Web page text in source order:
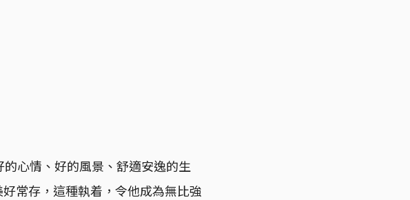
心情、好的風景、舒適安逸的生
常存，這種執着，令他成為無比強